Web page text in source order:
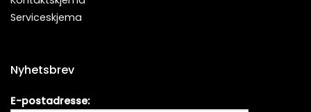
Serviceskjema
Nyhetsbrev
E-postadresse: